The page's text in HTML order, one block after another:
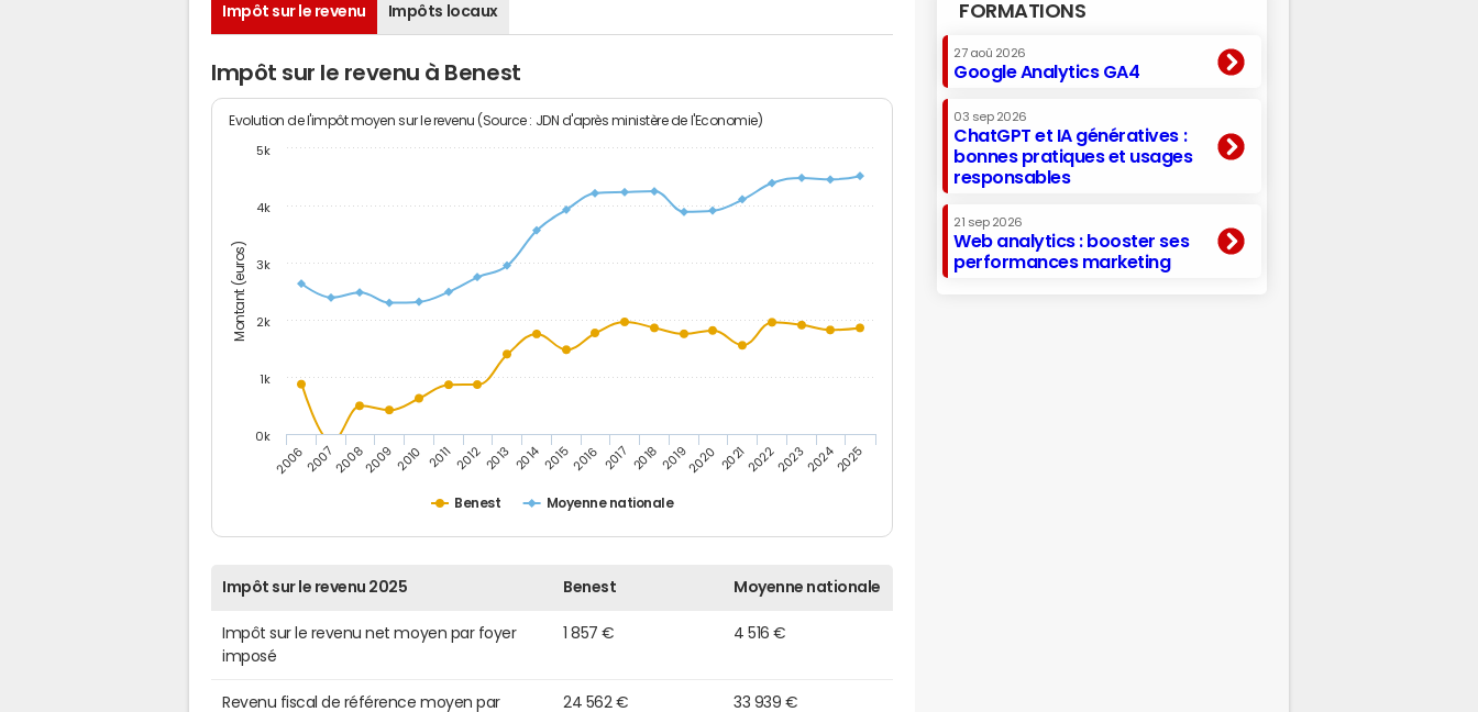
Impôt sur le revenu Impôts locaux
Impôt sur le revenu à Benest
Montant (euros)
Evolution de l'impôt moyen sur le revenu (Source : JDN d'après ministère de l'Economie)
Benest Moyenne nationale
20062007200820092010 2011 20122013 201420152016 2017 201820192020 20212022202320242025
0k
1k
2k
3k
4k
5k
Impôt sur le revenu 2025 Benest Moyenne nationale
Impôt sur le revenu net moyen par foyer
imposé
1 857 € 4 516 €
Revenu fiscal de référence moyen par
24 562 € 33 939 €
FORMATIONS
27 aoû 2026
Google Analytics GA4
03 sep 2026
ChatGPT et IA génératives :
bonnes pratiques et usages
responsables
21 sep 2026
Web analytics : booster ses
performances marketing